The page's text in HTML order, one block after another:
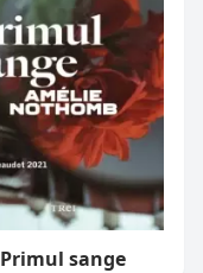
Primul sange